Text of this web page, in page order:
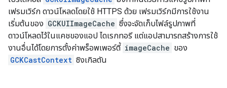
เฟรมเวิร์ก ดาวน์โหลดโดยใช้ HTTPS ด้วย เฟรมเวิร์กมีการใช้งาน
เริ่มต้นของ GCKUIImageCache ซึ่งจะจัดเก็บไฟล์รูปภาพที่
ดาวน์โหลดไว้ในแคชของแอป ไดเรกทอรี แต่แอปสามารถสร้างการใช้
งานอื่นได้โดยการตั้งค่าพร็อพเพอร์ตี้ imageCache ของ
GCKCastContext ซิงเกิลตัน